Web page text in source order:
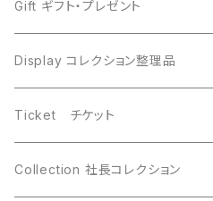
Moldavite モルダバイト
Seymchan セイムチャン
WireWrapping ワイヤーラッピング
Gebel Kamil ゲベルカミル
Moldavite モルダバイト
Dronino ドロニノ
Brahin ブラヒン
Uruacu ウルアク
Gift ギフト・プレゼント
Display コレクション整理品
Ticket チケット
Collection 社長コレクション